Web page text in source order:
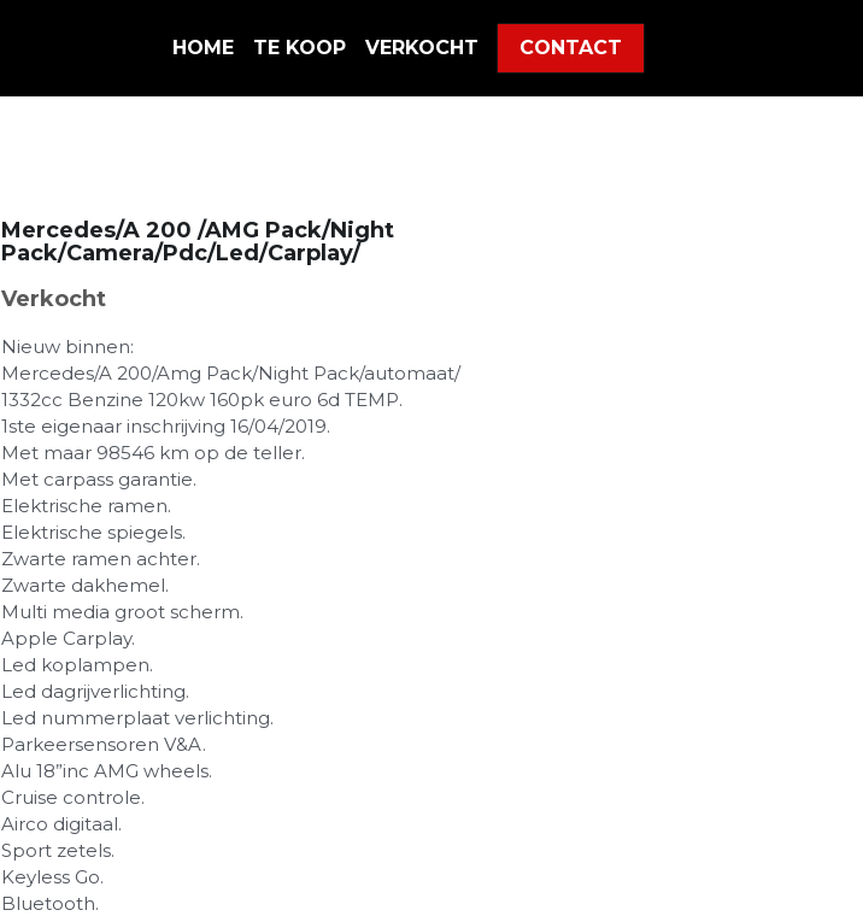
HOME TE KOOP VERKOCHT CONTACT
Mercedes/A 200 /AMG Pack/Night
Pack/Camera/Pdc/Led/Carplay/
Verkocht
Nieuw binnen:
Mercedes/A 200/Amg Pack/Night Pack/automaat/
1332cc Benzine 120kw 160pk euro 6d TEMP.
1ste eigenaar inschrijving 16/04/2019.
Met maar 98546 km op de teller.
Met carpass garantie.
Elektrische ramen.
Elektrische spiegels.
Zwarte ramen achter.
Zwarte dakhemel.
Multi media groot scherm.
Apple Carplay.
Led koplampen.
Led dagrijverlichting.
Led nummerplaat verlichting.
Parkeersensoren V&A.
Alu 18”inc AMG wheels.
Cruise controle.
Airco digitaal.
Sport zetels.
Keyless Go.
Bluetooth.